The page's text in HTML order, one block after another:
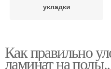
укладки
Как правильно
ламинат на